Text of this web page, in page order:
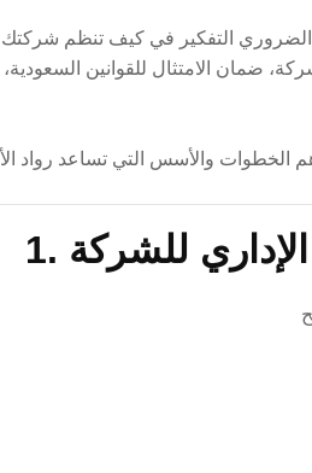
التفكير في كيف تنظم شركتك
ضمان الامتثال للقوانين السعودية،
للشركة